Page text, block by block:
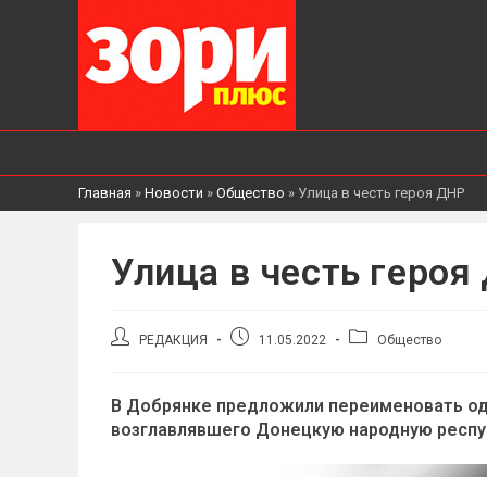
Главная » Новости » Общество » Улица в честь героя ДНР
Улица в честь
АвторРЕДАКЦИЯ
Запись11.05.2022
РубрикаОбщество
В Добрянке предложили переименовать
возглавлявшего Донецкую народную